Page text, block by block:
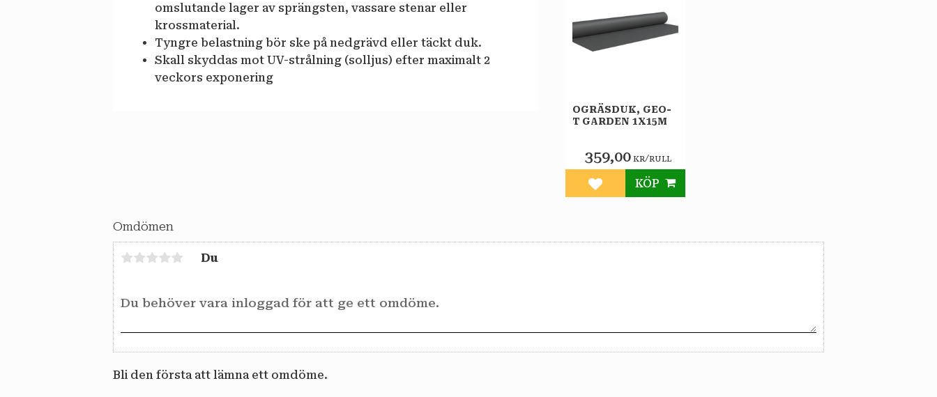
omslutande lager av sprängsten, vassare stenar eller
krossmaterial.
Tyngre belastning bör ske på nedgrävd eller täckt duk.
Skall skyddas mot UV-strålning (solljus) efter maximalt 2
veckors exponering
Omdömen
Du
Bli den första att lämna ett omdöme.
OGRÄSDUK, GEO-
T GARDEN 1X15M
359,00KR/RULL
Lägg till i favoriter
KÖP